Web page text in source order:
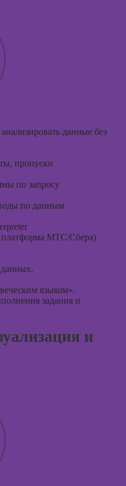
данные без
пропуски
по запросу
по данным
платформа МТС/Сбера)
языком».
задания и
и